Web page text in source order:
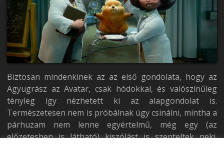
Biztosan mindenkinek az az első gondolata, hogy az
Agyugrász az Avatar, csak hódokkal, és valószínűleg
tényleg így nézhetett ki az alapgondolat is.
Természetesen nem is próbálnak úgy csinálni, mintha a
párhuzam nem lenne egyértelmű, még egy (az
előzetesben is látható) kiszólást is szenteltek neki.